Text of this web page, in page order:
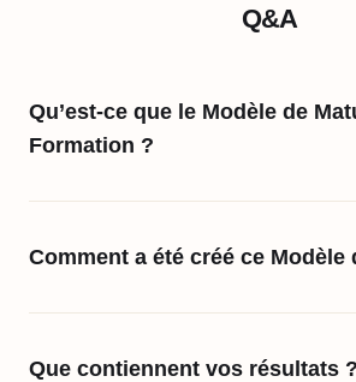
Q&A
Qu’est-ce que le Modèle de
Formation ?
Comment a été créé ce Modèle
Que contiennent vos résultats ?